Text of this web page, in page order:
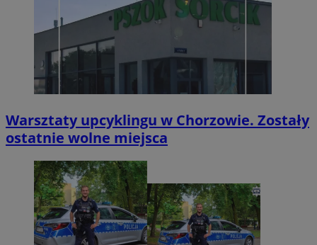
Warsztaty upcyklingu w Chorzowie. Zostały
ostatnie wolne miejsca